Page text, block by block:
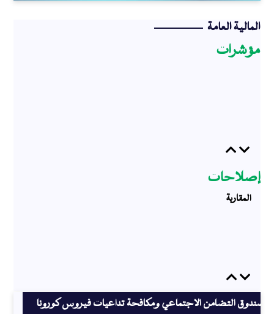
المالية العامة
مؤشرات
Previous
إصلاحات
المقاربة
Previous
صندوق التضامن الاجتماعي ومكافحة تداعيات فيروس كورونا